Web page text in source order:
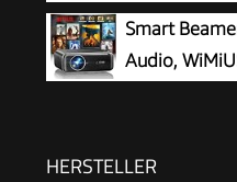
Lumens mit
Trapezkorrektur, WiFi
Dreh Projektor
Smart
Audio,
Bluetooth Full HD
HERSTELLER